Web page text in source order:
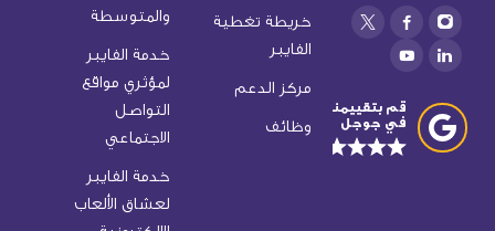
قم بتقييمنا
في جوجل
خريطة تغطية
الفايبر
مركز الدعم
وظائف
والمتوسطة
خدمة الفايبر
لمؤثري مواقع
التواصل
الاجتماعي
خدمة الفايبر
لعشاق الألعاب